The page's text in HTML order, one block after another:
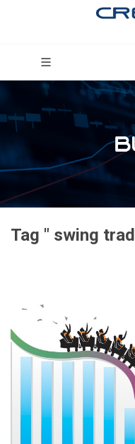
Tag " swing